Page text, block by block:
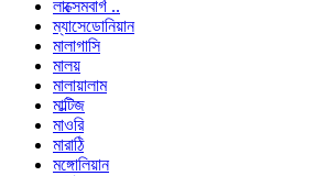
লাক্সেমবার্গ ..
ম্যাসেডোনিয়ান
মালাগাসি
মালয়
মালায়ালাম
মাল্টিজ
মাওরি
মারাঠি
মঙ্গোলিয়ান